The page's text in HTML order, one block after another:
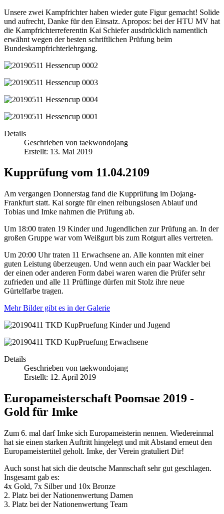
Unsere zwei Kampfrichter haben wieder gute Figur gemacht! Solide
und aufrecht, Danke für den Einsatz. Apropos: bei der HTU MV hat
die Kampfrichterreferentin Kai Schiefer ausdrücklich namentlich
erwähnt wegen der besten schriftlichen Prüfung beim
Bundeskampfrichterlehrgang.
Details
Geschrieben von taekwondojang
Erstellt: 13. Mai 2019
Kupprüfung vom 11.04.2109
Am vergangen Donnerstag fand die Kupprüfung im Dojang-
Frankfurt statt. Kai sorgte für einen reibungslosen Ablauf und
Tobias und Imke nahmen die Prüfung ab.
Um 18:00 traten 19 Kinder und Jugendlichen zur Prüfung an. In der
großen Gruppe war vom Weißgurt bis zum Rotgurt alles vertreten.
Um 20:00 Uhr traten 11 Erwachsene an. Alle konnten mit einer
guten Leistung überzeugen. Und wenn auch ein paar Wackler bei
der einen oder anderen Form dabei waren waren die Prüfer sehr
zufrieden und alle 11 Prüflinge dürfen mit Stolz ihre neue
Gürtelfarbe tragen.
Mehr Bilder gibt es in der Galerie
Details
Geschrieben von taekwondojang
Erstellt: 12. April 2019
Europameisterschaft Poomsae 2019 -
Gold für Imke
Zum 6. mal darf Imke sich Europameisterin nennen. Wiedereinmal
hat sie einen starken Auftritt hingelegt und mit Abstand erneut den
Europameistertitel geholt. Imke, der Verein gratuliert Dir!
Auch sonst hat sich die deutsche Mannschaft sehr gut geschlagen.
Insgesamt gab es:
4x Gold, 7x Silber und 10x Bronze
2. Platz bei der Nationenwertung Damen
3. Platz bei der Nationenwertung Team